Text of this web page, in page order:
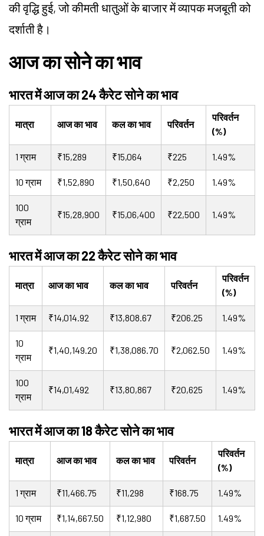
की वृद्धि हुई, जो कीमती धातुओं के बाजार में व्यापक मजबूती को
दर्शाती है।
आज का सोने का भाव
भारत में आज का 24 कैरेट सोने का भाव
मात्रा आज का भाव कल का भाव परिवर्तन
परिवर्तन
(%)
1 ग्राम ₹15,289 ₹15,064 ₹225 1.49%
10 ग्राम ₹1,52,890 ₹1,50,640 ₹2,250 1.49%
100
ग्राम
₹15,28,900 ₹15,06,400 ₹22,500 1.49%
भारत में आज का 22 कैरेट सोने का भाव
मात्रा आज का भाव कल का भाव परिवर्तन
परिवर्तन
(%)
1 ग्राम ₹14,014.92 ₹13,808.67 ₹206.25 1.49%
10
ग्राम
₹1,40,149.20 ₹1,38,086.70 ₹2,062.50 1.49%
100
ग्राम
₹14,01,492 ₹13,80,867 ₹20,625 1.49%
भारत में आज का 18 कैरेट सोने का भाव
मात्रा आज का भाव कल का भाव परिवर्तन
परिवर्तन
(%)
1 ग्राम ₹11,466.75 ₹11,298 ₹168.75 1.49%
10 ग्राम ₹1,14,667.50 ₹1,12,980 ₹1,687.50 1.49%